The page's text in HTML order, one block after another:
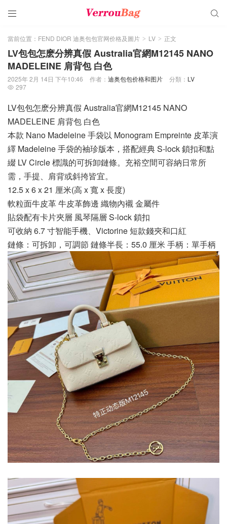
 
當前位置： FEND DIOR 迪奥包包官网价格及圖片 > LV > 正文
LV包包怎麽分辨真假 Australia官網M12145 NANO
MADELEINE 肩背包 白色
2025年 2月 14日 下午10:46 作者： 迪奥包包价格和图片 分類： LV
 297
LV包包怎麽分辨真假 Australia官網M12145 NANO
MADELEINE 肩背包 白色
本款 Nano Madeleine 手袋以 Monogram Empreinte 皮革演
繹 Madeleine 手袋的袖珍版本，搭配經典 S-lock 鎖扣和點
綴 LV Circle 標識的可拆卸鏈條。充裕空間可容納日常所
需，手提、肩背或斜挎皆宜。
12.5 x 6 x 21 厘米(高 x 寬 x 長度)
軟粒面牛皮革 牛皮革飾邊 織物內襯 金屬件
貼袋配有卡片夾層 風琴隔層 S-lock 鎖扣
可收納 6.7 寸智能手機、Victorine 短款錢夾和口紅
鏈條：可拆卸，可調節 鏈條半長：55.0 厘米 手柄：單手柄